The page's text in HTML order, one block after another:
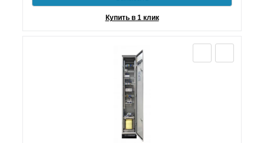
Купить в 1 клик